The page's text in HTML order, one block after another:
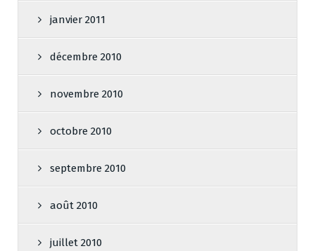
janvier 2011
décembre 2010
novembre 2010
octobre 2010
septembre 2010
août 2010
juillet 2010